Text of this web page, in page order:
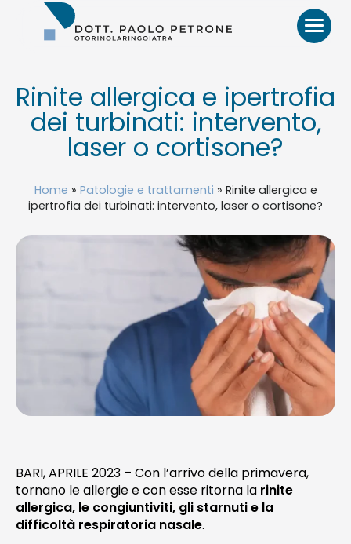
Otorino
Petrone,
MD
HOME
BIO
VIDEO
RECENSIONI
PATOLOGIE E TRATTAMENTI
NEWS
Rinite allergica e ipertrofia
dei turbinati: intervento,
laser o cortisone?
Home » Patologie e trattamenti » Rinite allergica e
ipertrofia dei turbinati: intervento, laser o cortisone?
BARI, APRILE 2023 – Con l’arrivo della primavera,
tornano le allergie e con esse ritorna la rinite
allergica, le congiuntiviti, gli starnuti e la
difficoltà respiratoria nasale.